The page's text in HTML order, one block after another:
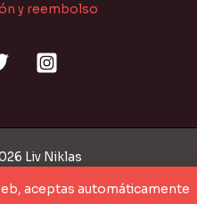
aceptas automáticamente
y reembolso
Liv Niklas